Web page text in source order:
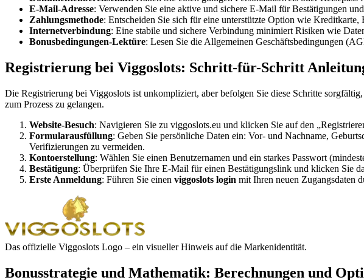
E-Mail-Adresse: Verwenden Sie eine aktive und sichere E-Mail für Bestätigungen
Zahlungsmethode: Entscheiden Sie sich für eine unterstützte Option wie
Internetverbindung: Eine stabile und sichere Verbindung minimiert Risiken wie
Bonusbedingungen-Lektüre: Lesen Sie die Allgemeinen Geschäftsbedingungen
Registrierung bei Viggoslots: Schritt-für-Schritt
Die Registrierung bei Viggoslots ist unkompliziert, aber befolgen Sie diese Schritte
zum Prozess zu gelangen.
Website-Besuch: Navigieren Sie zu viggoslots.eu und klicken Sie auf den
Formularausfüllung: Geben Sie persönliche Daten ein: Vor- und Nachname,
Verifizierungen zu vermeiden.
Kontoerstellung: Wählen Sie einen Benutzernamen und ein starkes Passwort
Bestätigung: Überprüfen Sie Ihre E-Mail für einen Bestätigungslink und klicken Sie
Erste Anmeldung: Führen Sie einen viggoslots login mit Ihren neuen Zugangsdaten
Das offizielle Viggoslots Logo – ein visueller Hinweis auf die Markenidentität.
Bonusstrategie und Mathematik: Berechnungen und